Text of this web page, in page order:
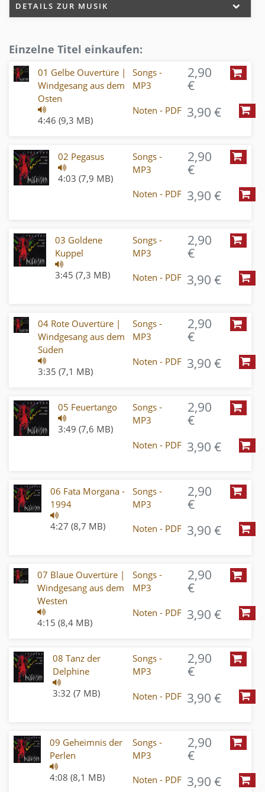
DETAILS ZUR MUSIK
Einzelne Titel einkaufen:
01 Gelbe Ouvertüre |
Windgesang aus dem
Osten
4:46 (9,3 MB)
Songs -
MP3
2,90
€
Noten - PDF 3,90 €
02 Pegasus
4:03 (7,9 MB)
Songs -
MP3
2,90
€
Noten - PDF 3,90 €
03 Goldene
Kuppel
3:45 (7,3 MB)
Songs -
MP3
2,90
€
Noten - PDF 3,90 €
04 Rote Ouvertüre |
Windgesang aus dem
Süden
3:35 (7,1 MB)
Songs -
MP3
2,90
€
Noten - PDF 3,90 €
05 Feuertango
3:49 (7,6 MB)
Songs -
MP3
2,90
€
Noten - PDF 3,90 €
06 Fata Morgana -
1994
4:27 (8,7 MB)
Songs -
MP3
2,90
€
Noten - PDF 3,90 €
07 Blaue Ouvertüre |
Windgesang aus dem
Westen
4:15 (8,4 MB)
Songs -
MP3
2,90
€
Noten - PDF 3,90 €
08 Tanz der
Delphine
3:32 (7 MB)
Songs -
MP3
2,90
€
Noten - PDF 3,90 €
09 Geheimnis der
Perlen
4:08 (8,1 MB)
Songs -
MP3
2,90
€
Noten - PDF 3,90 €